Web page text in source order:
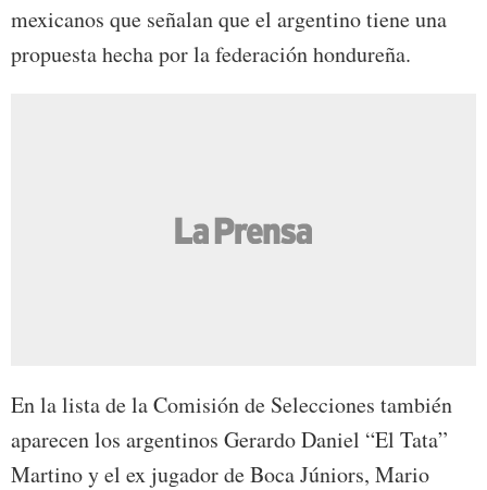
mexicanos que señalan que el argentino tiene una
propuesta hecha por la federación hondureña.
En la lista de la Comisión de Selecciones también
aparecen los argentinos Gerardo Daniel “El Tata”
Martino y el ex jugador de Boca Júniors, Mario